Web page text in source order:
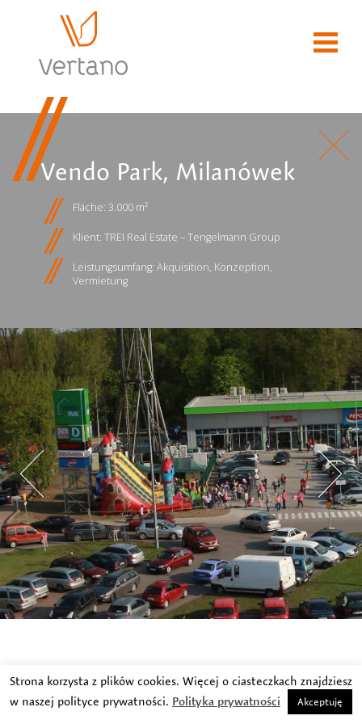
Vendo Park, Milanówek
Fläche: 3.000 m²
Klient: TREI Real Estate – Tengelmann Group
Leistungsumfang: Akquisition, Konzeption,
Vermietung
Strona korzysta z plików cookies. Więcej o ciasteczkach znajdziesz
w naszej polityce prywatności. Polityka prywatności Akceptuję